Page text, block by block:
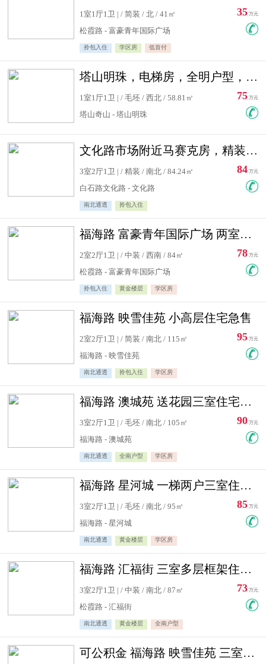
1室1厅1卫 | / 简装 / 北 / 41㎡
松霞路 - 富豪青年国际广场
拎包入住 学区房 低首付
35 万元
塔山明珠，电梯房，全明户型，视野好，毛坯房，看房有钥匙
1室1厅1卫 | / 毛坯 / 西北 / 58.81㎡
塔山奇山 - 塔山明珠
75 万元
文化路市场附近马赛克房，精装修三居室，南北通透，实用面积大
3室2厅1卫 | / 精装 / 南北 / 84.24㎡
白石路文化路 - 文化路
南北通透 拎包入住
84 万元
福海路 富豪青年国际广场 两室住宅急售
2室2厅1卫 | / 中装 / 西南 / 84㎡
松霞路 - 富豪青年国际广场
拎包入住 黄金楼层 学区房
78 万元
福海路 映雪佳苑 小高层住宅急售
2室2厅1卫 | / 简装 / 南北 / 115㎡
福海路 - 映雪佳苑
南北通透 拎包入住 学区房
95 万元
福海路 澳城苑 送花园三室住宅急售
3室2厅1卫 | / 毛坯 / 南北 / 105㎡
福海路 - 澳城苑
南北通透 全南户型 学区房
90 万元
福海路 星河城 一梯两户三室住宅急售
3室2厅1卫 | / 毛坯 / 南北 / 95㎡
福海路 - 星河城
南北通透 黄金楼层 学区房
85 万元
福海路 汇福街 三室多层框架住宅急售
3室2厅1卫 | / 中装 / 南北 / 87㎡
松霞路 - 汇福街
南北通透 黄金楼层 全南户型
73 万元
可公积金 福海路 映雪佳苑 三室住宅急售送小棚